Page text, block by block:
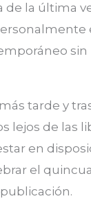
de la última
sin
tarde y
lejos de las
en
el